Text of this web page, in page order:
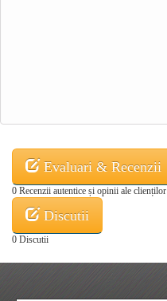
Evaluari & Recenzii
0 Recenzii autentice și opinii ale clienților
Discutii
0 Discutii